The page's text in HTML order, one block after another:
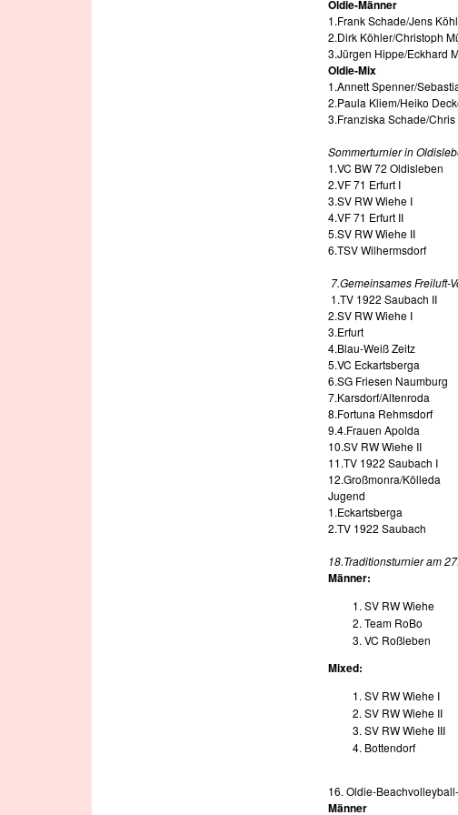
Oldie-Männer
1.Frank Schade/Jens
2.Dirk Köhler/Christoph
3.Jürgen Hippe/Eckhard
Oldie-Mix
1.Annett Spenner/
2.Paula Kliem/Heiko
3.Franziska Schade/
Sommerturnier in
1.VC BW 72 Oldisleben
2.VF 71 Erfurt I
3.SV RW Wiehe I
4.VF 71 Erfurt II
5.SV RW Wiehe II
6.TSV Wilhermsdorf
7.Gemeinsames Freiluft-
1.TV 1922 Saubach II
2.SV RW Wiehe I
3.Erfurt
4.Blau-Weiß Zeitz
5.VC Eckartsberga
6.SG Friesen Naumburg
7.Karsdorf/Altenroda
8.Fortuna Rehmsdorf
9.4.Frauen Apolda
10.SV RW Wiehe II
11.TV 1922 Saubach I
12.Großmonra/Kölleda
Jugend
1.Eckartsberga
2.TV 1922 Saubach
18.Traditionsturnier am
Männer:
SV RW Wiehe
Team RoBo
VC Roßleben
Mixed:
SV RW Wiehe I
SV RW Wiehe II
SV RW Wiehe III
Bottendorf
16. Oldie-
Männer